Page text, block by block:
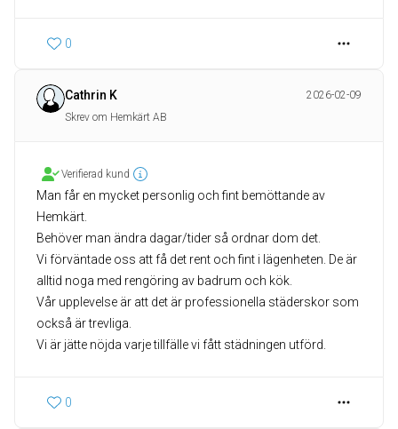
0
Cathrin K
2026-02-09
Skrev om Hemkärt AB
Verifierad kund
Man får en mycket personlig och fint bemöttande av
Hemkärt.
Behöver man ändra dagar/tider så ordnar dom det.
Vi förväntade oss att få det rent och fint i lägenheten. De är
alltid noga med rengöring av badrum och kök.
Vår upplevelse är att det är professionella städerskor som
också är trevliga.
Vi är jätte nöjda varje tillfälle vi fått städningen utförd.
0